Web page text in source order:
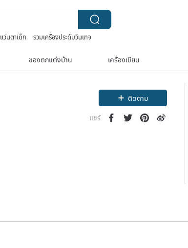
แว่นตาเด็ก
รวมเครื่องประดับวินเทจ
ของตกแต่งบ้าน เครื่องเขียน
ติดตาม
แชร์